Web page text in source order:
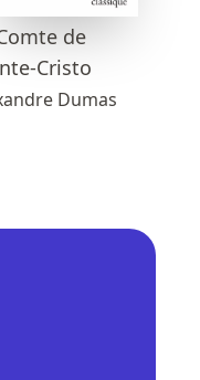
de
Cristo
Dumas